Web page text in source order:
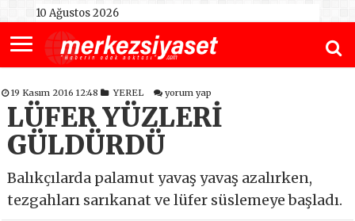
10 Ağustos 2026
19 Kasım 2016 12:48 YEREL yorum yap
LÜFER YÜZLERİ
GÜLDÜRDÜ
Balıkçılarda palamut yavaş yavaş azalırken,
tezgahları sarıkanat ve lüfer süslemeye başladı.